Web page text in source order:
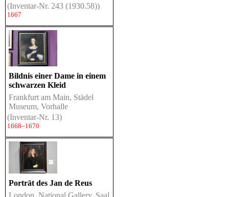
(Inventar-Nr. 243 (1930.58))
1667
Bildnis einer Dame in einem
schwarzen Kleid
Frankfurt am Main, Städel
Museum, Vorhalle
(Inventar-Nr. 13)
1668–1670
Porträt des Jan de Reus